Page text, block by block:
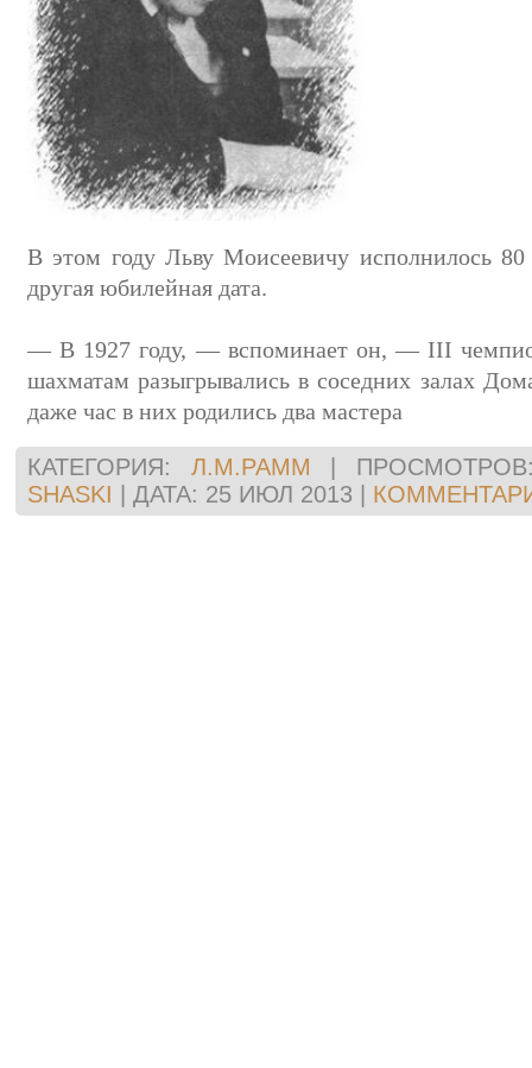
В этом году Льву Моисеевичу исполнилось
другая юбилейная дата.
— В 1927 году, — вспоминает он, — III
шахматам разыгрывались в соседних залах
даже час в них родились два мастера
КАТЕГОРИЯ: Л.М.РАММ
SHASKI
ДАТА: 25 ИЮЛ 2013